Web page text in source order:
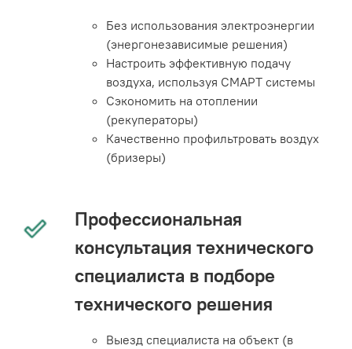
Без использования электроэнергии
(энергонезависимые решения)
Настроить эффективную подачу
воздуха, используя СМАРТ системы
Сэкономить на отоплении
(рекуператоры)
Качественно профильтровать воздух
(бризеры)
Профессиональная
консультация технического
специалиста в подборе
технического решения
Выезд специалиста на объект (в